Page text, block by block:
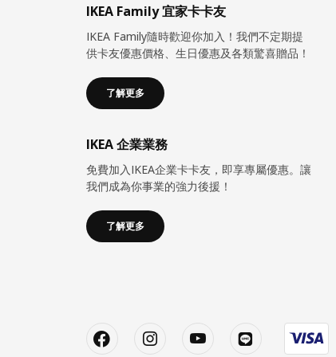
IKEA Family 宜家卡卡友
IKEA Family隨時歡迎你加入！我們不定期提
供卡友優惠價格、生日優惠及各類驚喜贈品！
了解更多
IKEA 企業業務
免費加入IKEA企業卡卡友，即享專屬優惠。讓
我們成為你事業的強力後援！
了解更多